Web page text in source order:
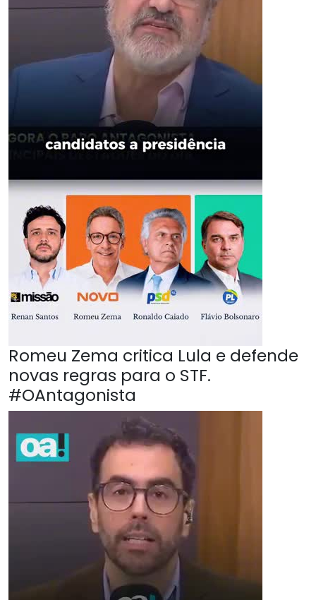
Romeu Zema critica Lula e defende
novas regras para o STF.
#OAntagonista